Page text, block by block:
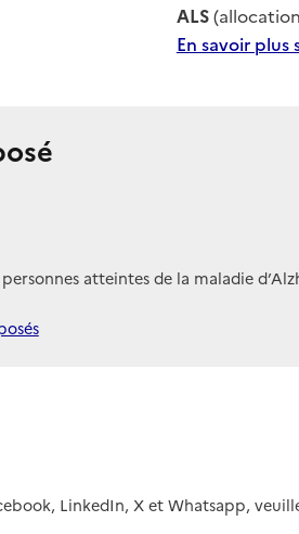
ALS
En savoir plus
atteintes de la maladie
LinkedIn, X et Whatsapp,